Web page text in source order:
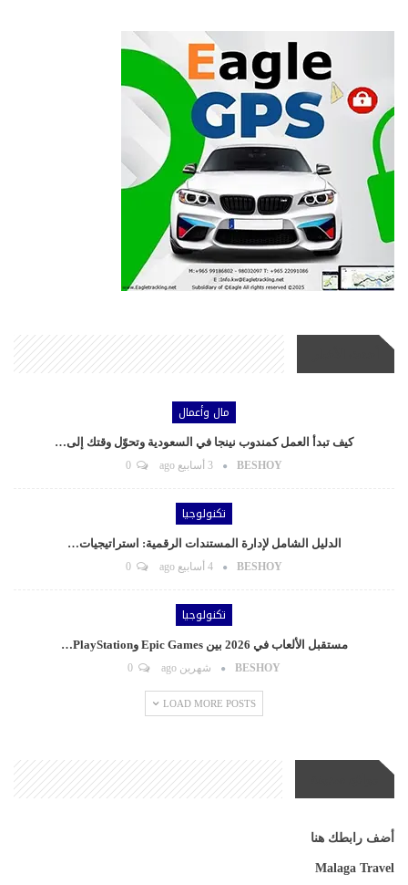
مال وأعمال
كيف تبدأ العمل كمندوب نينجا في السعودية وتحوّل وقتك إلى…
BESHOY 3 أسابيع ago
تكنولوجيا
الدليل الشامل لإدارة المستندات الرقمية: استراتيجيات…
BESHOY 4 أسابيع ago
تكنولوجيا
مستقبل الألعاب في 2026 بين Epic Games وPlayStation…
BESHOY شهرين ago
LOAD MORE POSTS
أضف رابطك هنا
Malaga Travel